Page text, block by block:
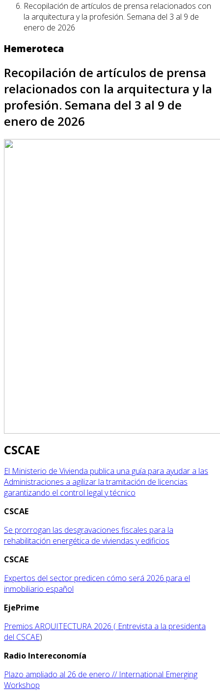
Recopilación de artículos de prensa relacionados con
la arquitectura y la profesión. Semana del 3 al 9 de
enero de 2026
Hemeroteca
Recopilación de artículos de prensa
relacionados con la arquitectura y la
profesión. Semana del 3 al 9 de
enero de 2026
CSCAE
El Ministerio de Vivienda publica una guía para ayudar a las
Administraciones a agilizar la tramitación de licencias
garantizando el control legal y técnico
CSCAE
Se prorrogan las desgravaciones fiscales para la
rehabilitación energética de viviendas y edificios
CSCAE
Expertos del sector predicen cómo será 2026 para el
inmobiliario español
EjePrime
Premios ARQUITECTURA 2026 ( Entrevista a la presidenta
del CSCAE)
Radio Intereconomía
Plazo ampliado al 26 de enero // International Emerging
Workshop